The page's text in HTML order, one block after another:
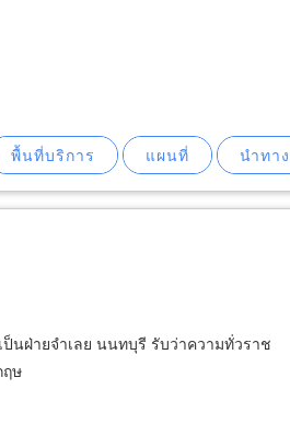
ฝ่ายจำเลย นนทบุรี รับว่าความทั่วราช
ษ